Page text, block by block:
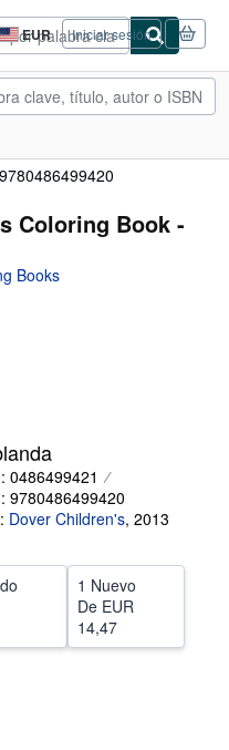
EUR
Preferencias
de
compra
del
Iniciar sesión
Coloring Book -
Books
0486499421
9780486499420
Dover Children's, 2013
1 Nuevo
De EUR
14,47